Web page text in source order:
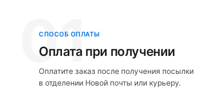
01
СПОСОБ ОПЛАТЫ
Оплата при получении
Оплатите заказ после получения посылки
в отделении Новой почты или курьеру.